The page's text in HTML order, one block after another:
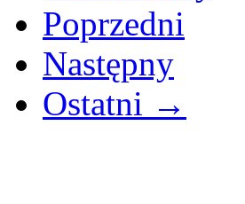
Poprzedni
Następny
Ostatni →